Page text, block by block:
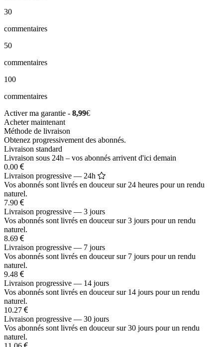
30
commentaires
50
commentaires
100
commentaires
Activer ma garantie - 8,99€
Acheter maintenant
Méthode de livraison
Obtenez progressivement des abonnés.
Livraison standard
Livraison sous 24h – vos abonnés arrivent d'ici demain
0.00
Livraison progressive — 24h
Vos abonnés sont livrés en douceur sur 24 heures pour un rendu
naturel.
7.90
Livraison progressive — 3 jours
Vos abonnés sont livrés en douceur sur 3 jours pour un rendu
naturel.
8.69
Livraison progressive — 7 jours
Vos abonnés sont livrés en douceur sur 7 jours pour un rendu
naturel.
9.48
Livraison progressive — 14 jours
Vos abonnés sont livrés en douceur sur 14 jours pour un rendu
naturel.
10.27
Livraison progressive — 30 jours
Vos abonnés sont livrés en douceur sur 30 jours pour un rendu
naturel.